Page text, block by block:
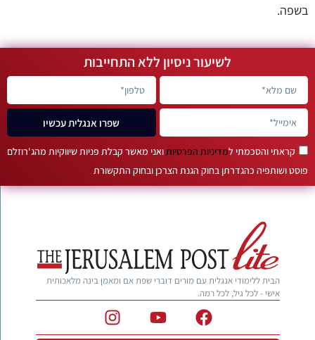
בשפה.
לשיעור ניסיון ללא התחייבות
קראתי והסכמתי למדיניות הפרטיותואני מאשר קבלת פניות שיווקיות מהג'רוזלם
פוסט ושותפיה כהגדרתן בחוק הגנת הצרכן ובחוק התקשורת
שפרו אנגלית עכשיו
הבית ללימודי אנגלית עם מורים דוברי שפת אם ומאמן בינה מלאכותית
אישי - לכל גיל, לכל רמה.